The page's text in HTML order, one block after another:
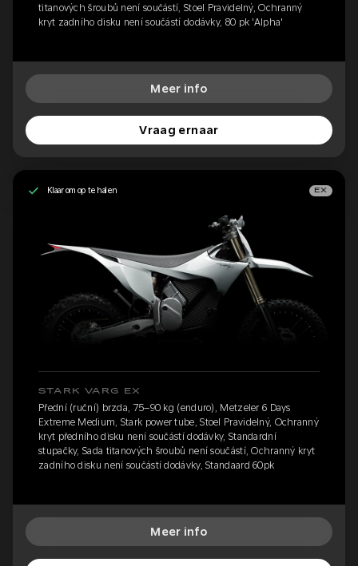
titanových šroubů není součástí, Stoel Pravidelný, Ochranný
kryt zadního disku není součástí dodávky, 80 pk 'Alpha'
Meer info
Vraag ernaar
Klaar om op te halen EX
STARK VARG EX
Přední (ruční) brzda, 75–90 kg (enduro), Metzeler 6 Days
Extreme Medium, Stark power tube, Stoel Pravidelný, Ochranný
kryt předního disku není součástí dodávky, Standardní
stupačky, Sada titanových šroubů není součástí, Ochranný kryt
zadního disku není součástí dodávky, Standaard 60pk
Meer info